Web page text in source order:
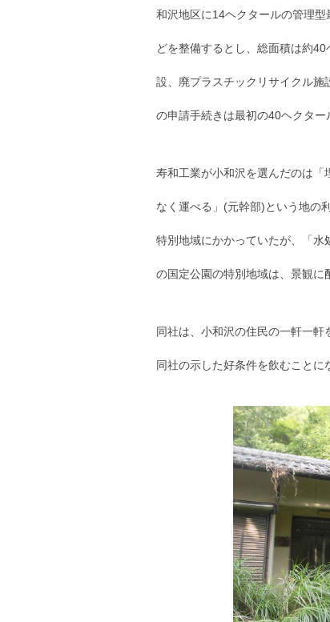
和沢地区に14ヘクタールの管理
どを整備するとし、総面積は約
設、廃プラスチックリサイクル
の申請手続きは最初の40ヘクター
寿和工業が小和沢を選んだのは「
なく運べる」(元幹部)という地の
特別地域にかかっていたが、「
の国定公園の特別地域は、景観に
同社は、小和沢の住民の一軒一軒
同社の示した好条件を飲むことに